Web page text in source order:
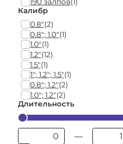
190 залпов(1)
Калибр
0.8"(2)
0.8"; 1.0"(1)
1.0"(1)
1.2"(12)
1.5"(1)
1"; 1.2"; 1.5"(1)
0.8"; 1.2"(2)
1.0"; 1.2"(2)
Длительность
—